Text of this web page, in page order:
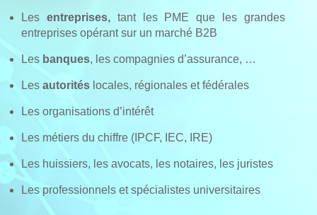
Les entreprises,tant les PME que les grandes
entreprises opérant sur un marché B2B
Les banques, les compagnies d’assurance, …
Les autorités locales, régionales et fédérales
Les organisations d’intérêt
Les métiers du chiffre (IPCF, IEC, IRE)
Les huissiers, les avocats, les notaires, les juristes
Les professionnels et spécialistes universitaires